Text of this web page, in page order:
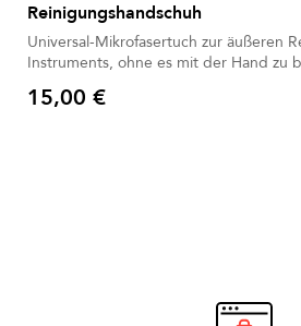
Reinigungshandschuh
Universal-Mikrofasertuch zur äußeren Reinigung des
Instruments, ohne es mit der Hand zu
Preis
15,00 €